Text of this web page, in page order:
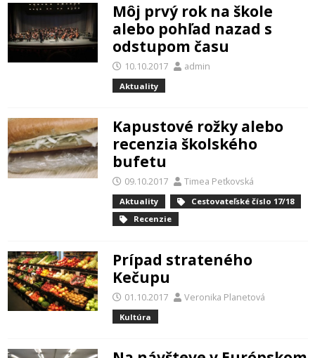
Môj prvý rok na škole
alebo pohľad nazad s
odstupom času
10.10.2017 admin
Aktuality
Kapustové rožky alebo
recenzia školského
bufetu
09.10.2017 Timea Peťkovská
Aktuality
Cestovateľské číslo 17/18
Recenzie
Prípad strateného
Kečupu
01.10.2017 Veronika Planetová
Kultúra